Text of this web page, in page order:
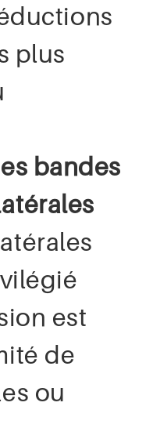
plus
bandes
est
de
ou